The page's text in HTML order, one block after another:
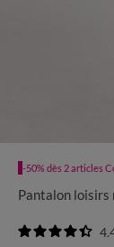
-50% dès 2 articles
Pantalon loisirs